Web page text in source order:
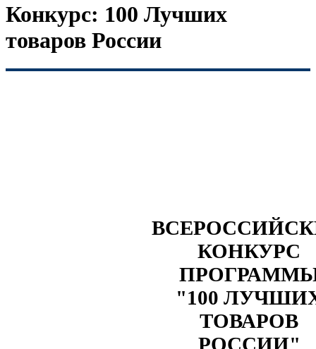
Конкурс: 100 Лучших
товаров России
КОНКУРС
"100
ТОВАРОВ
РОССИИ"